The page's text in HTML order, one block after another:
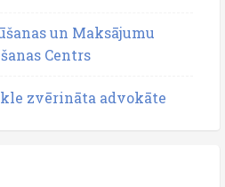
un Maksājumu
Centrs
zvērināta advokāte